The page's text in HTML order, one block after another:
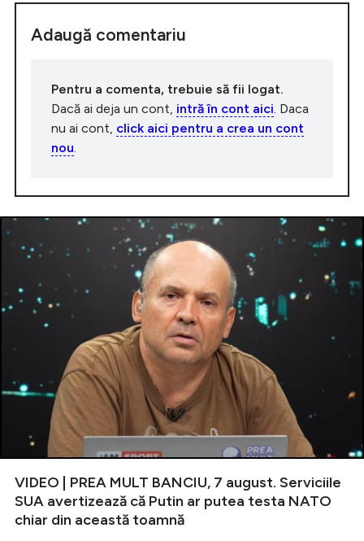
Adaugă comentariu
Pentru a comenta, trebuie să fii logat.
Dacă ai deja un cont, intră în cont aici . Daca
nu ai cont, click aici pentru a crea un cont
nou
VIDEO | PREA MULT BANCIU, 7 august. Serviciile
SUA avertizează că Putin ar putea testa NATO
chiar din această toamnă